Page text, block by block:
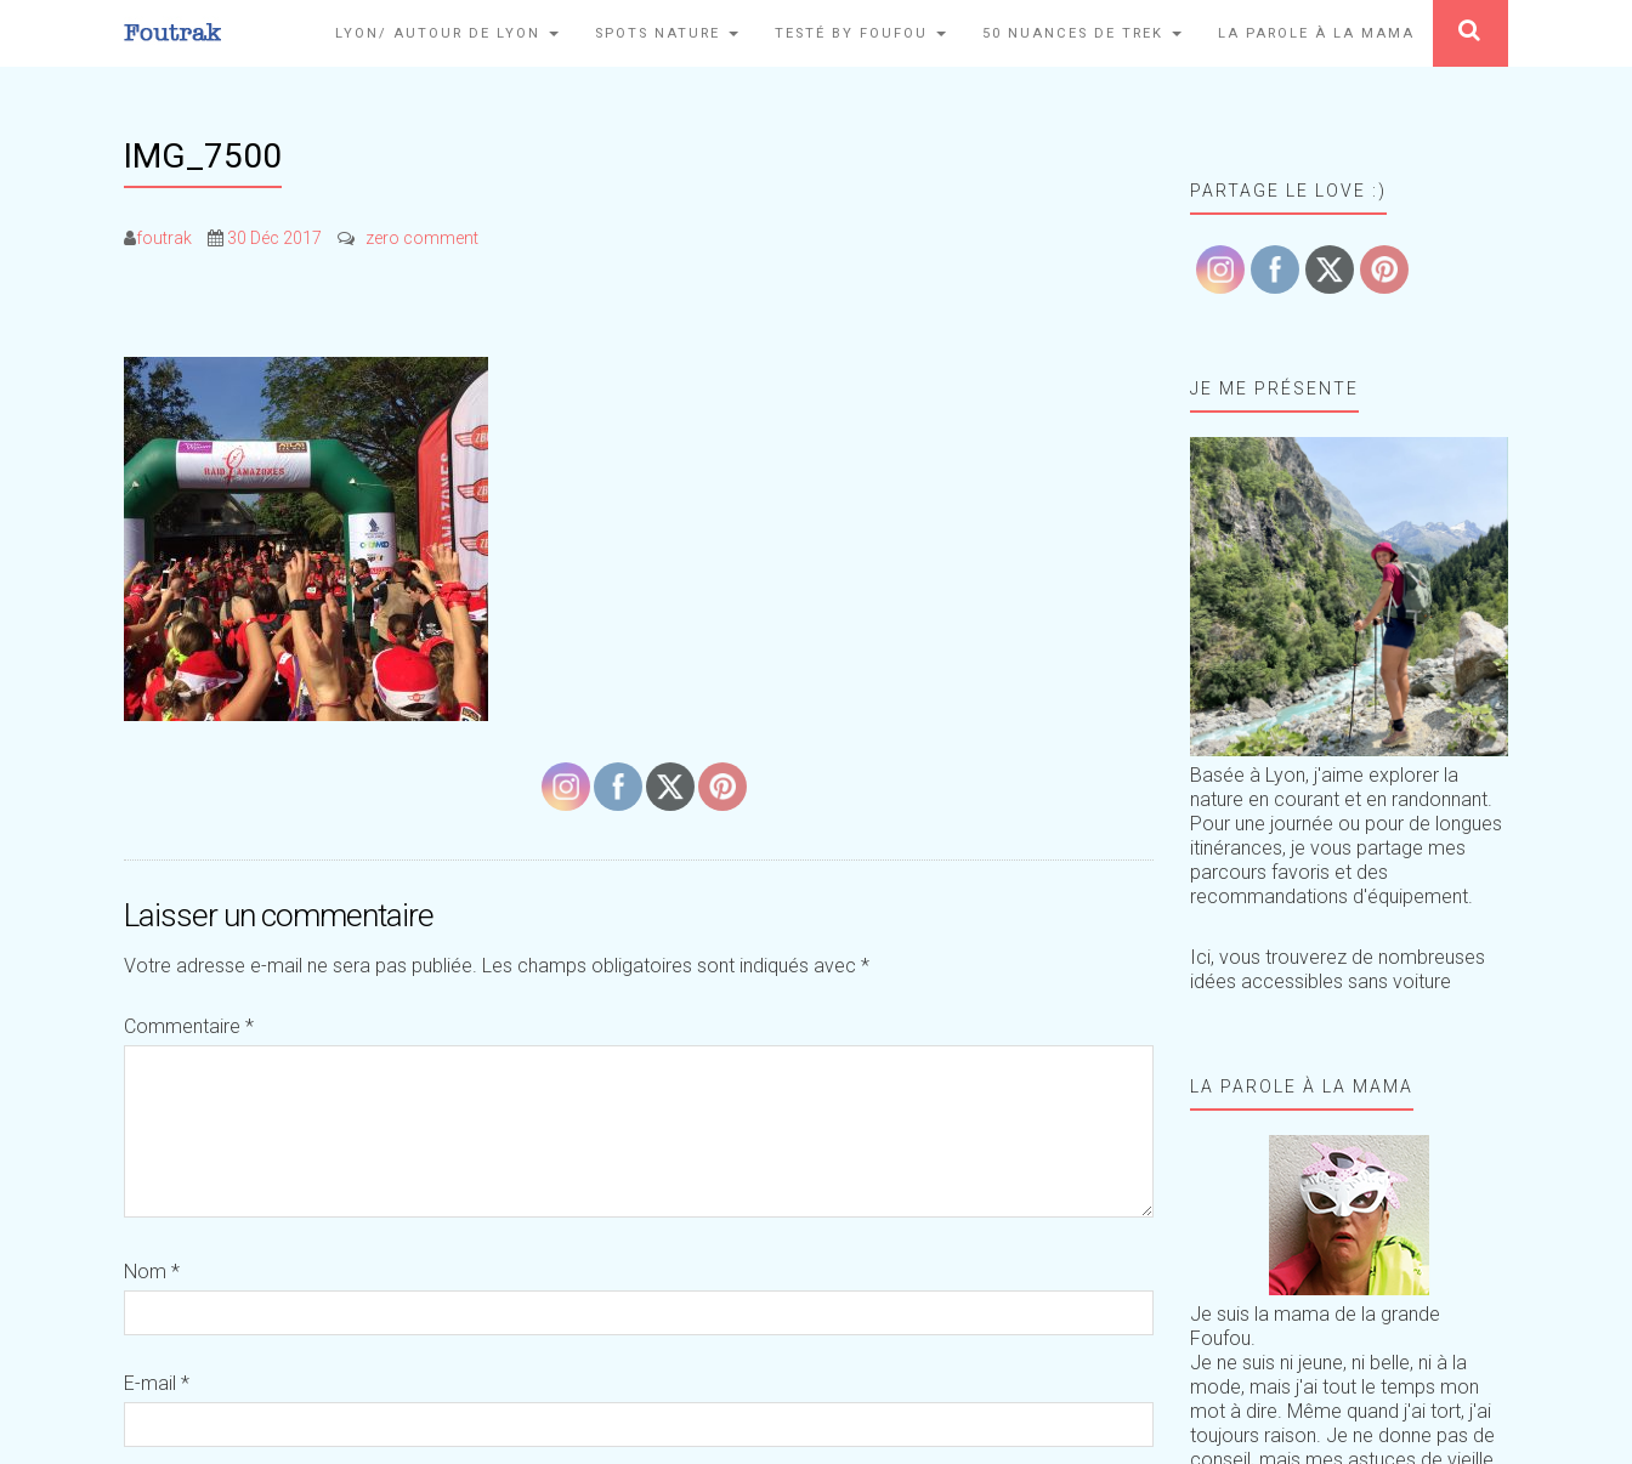
LYON/ AUTOUR DE LYON SPOTS NATURE TESTÉ BY FOUFOU 50 NUANCES DE TREK LA PAROLE À LA MAMA
IMG_7500
foutrak 30 Déc 2017 zero comment
Laisser un commentaire
Votre adresse e-mail ne sera pas publiée. Les champs obligatoires sont indiqués avec *
Commentaire *
Nom *
E-mail *
PARTAGE LE LOVE :)
JE ME PRÉSENTE
Basée à Lyon, j'aime explorer la
nature en courant et en randonnant.
Pour une journée ou pour de longues
itinérances, je vous partage mes
parcours favoris et des
recommandations d'équipement.
Ici, vous trouverez de nombreuses
idées accessibles sans voiture
LA PAROLE À LA MAMA
Je suis la mama de la grande
Foufou.
Je ne suis ni jeune, ni belle, ni à la
mode, mais j'ai tout le temps mon
mot à dire. Même quand j'ai tort, j'ai
toujours raison. Je ne donne pas de
conseil, mais mes astuces de vieille